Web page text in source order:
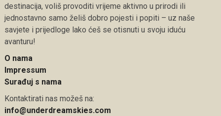
destinacija, voliš provoditi vrijeme aktivno u prirodi ili
jednostavno samo želiš dobro pojesti i popiti – uz naše
savjete i prijedloge lako ćeš se otisnuti u svoju iduću
avanturu!
O nama
Impressum
Surađuj s nama
Kontaktirati nas možeš na:
info@underdreamskies.com